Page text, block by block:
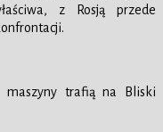
z Rosją przede
maszyny trafią na Bliski